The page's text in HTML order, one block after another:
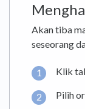
Akan tiba
seseorang
Klik
Pilih